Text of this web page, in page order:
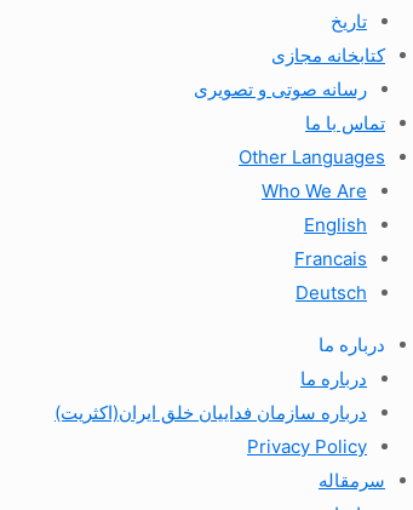
تاریخ
کتابخانه مجازی
رسانه صوتی و تصویری
تماس با ما
Other Languages
Who We Are
English
Francais
Deutsch
درباره ما
درباره ما
درباره سازمان فداییان خلق ایران(اکثریت)
Privacy Policy
سرمقاله